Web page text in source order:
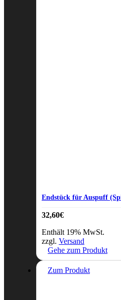
Endstück für Auspuff
32,60€
Enthält 19% MwSt.
zzgl. Versand
Gehe zum Produkt
Zum Produkt